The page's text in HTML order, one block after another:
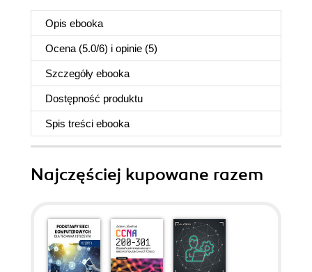
Opis ebooka
Ocena (5.0/6) i opinie (5)
Szczegóły ebooka
Dostępność produktu
Spis treści ebooka
Najczęściej kupowane razem